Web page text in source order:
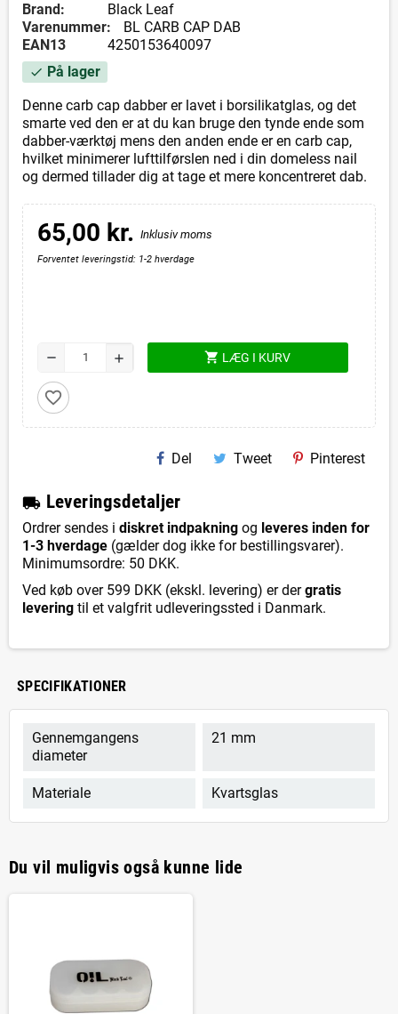
Brand:
Black Leaf
Varenummer:
BL CARB CAP DAB
EAN13
4250153640097
check På lager
Denne carb cap dabber er lavet i borsilikatglas, og det
smarte ved den er at du kan bruge den tynde ende som
dabber-værktøj mens den anden ende er en carb cap,
hvilket minimerer lufttilførslen ned i din domeless nail
og dermed tillader dig at tage et mere koncentreret dab.
65,00 kr. Inklusiv moms
Forventet leveringstid: 1-2 hverdage
remove add shopping_cart LÆG I KURV
favorite_border
Del Tweet Pinterest
local_shipping Leveringsdetaljer
Ordrer sendes i diskret indpakning og leveres inden for
1-3 hverdage (gælder dog ikke for bestillingsvarer).
Minimumsordre: 50 DKK.
Ved køb over 599 DKK (ekskl. levering) er dergratis
levering til et valgfrit udleveringssted i Danmark.
SPECIFIKATIONER
Gennemgangens
diameter
21 mm
Materiale Kvartsglas
Du vil muligvis også kunne lide